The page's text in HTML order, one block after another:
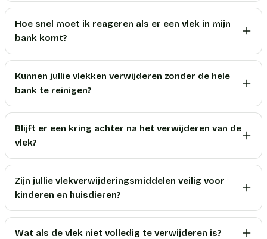
Hoe snel moet ik reageren als er een vlek in mijn
bank komt?
Kunnen jullie vlekken verwijderen zonder de hele
bank te reinigen?
Blijft er een kring achter na het verwijderen van de
vlek?
Zijn jullie vlekverwijderingsmiddelen veilig voor
kinderen en huisdieren?
Wat als de vlek niet volledig te verwijderen is?